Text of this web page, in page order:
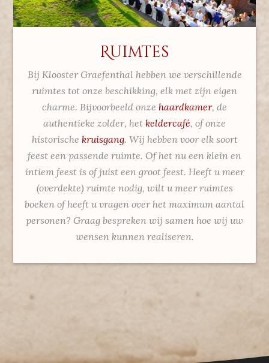
Ruimtes
Bij Klooster Graefenthal hebben we verschillende
ruimtes tot onze beschikking, elk met zijn eigen
charme. Bijvoorbeeld onze haardkamer, de
authentieke zolder, het keldercafé, of onze
historische kruisgang. Wij hebben voor elk soort
feest een passende ruimte. Of het nu een klein en
intiem feest is of juist een groot feest. Heeft u meer
(overdekte) ruimte nodig, wilt u meer ruimtes
boeken of heeft u vragen over het maximum aantal
personen? Graag bespreken wij samen hoe wij uw
wensen kunnen realiseren.